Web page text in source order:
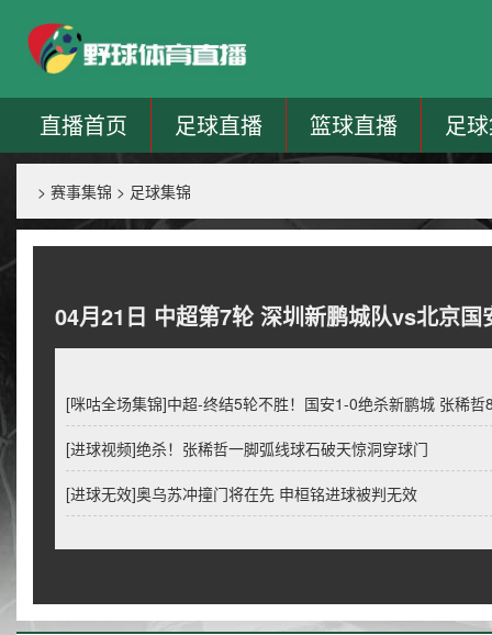
直播首页 足球直播 篮球直播 足
> 赛事集锦 > 足球集锦
04月21日 中超第7轮 深圳新鹏城队vs北京国
[咪咕全场集锦]中超-终结5轮不胜！国安1-0绝杀新鹏城 张稀
[进球视频]绝杀！张稀哲一脚弧线球石破天惊洞穿球门
[进球无效]奥乌苏冲撞门将在先 申桓铭进球被判无效